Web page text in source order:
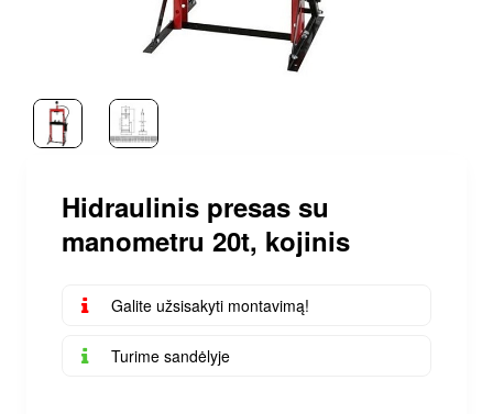
Hidraulinis presas su
manometru 20t, kojinis
Galite užsisakyti montavimą!
Turime sandėlyje